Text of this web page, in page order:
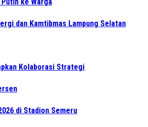
dan Kamtibmas Lampung Selatan
Kolaborasi Strategi
di Stadion Semeru